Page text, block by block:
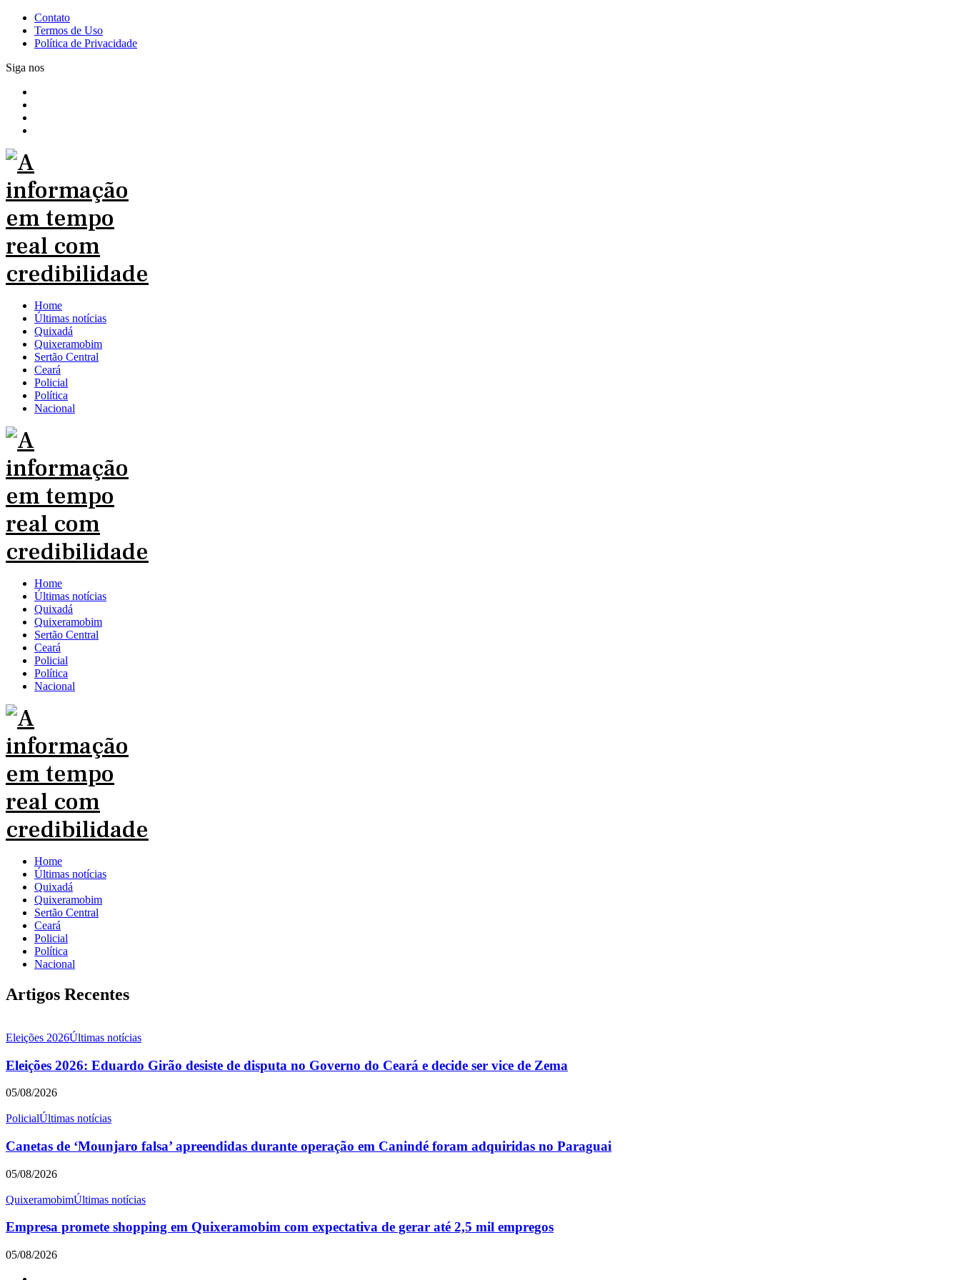
Contato
Termos de Uso
Política de Privacidade
Siga nos
Home
Últimas notícias
Quixadá
Quixeramobim
Sertão Central
Ceará
Policial
Política
Nacional
Home
Últimas notícias
Quixadá
Quixeramobim
Sertão Central
Ceará
Policial
Política
Nacional
Home
Últimas notícias
Quixadá
Quixeramobim
Sertão Central
Ceará
Policial
Política
Nacional
Artigos Recentes
Eleições 2026Últimas notícias
Eleições 2026: Eduardo Girão desiste de disputa no Governo do Ceará e decide ser vice de Zema
05/08/2026
PolicialÚltimas notícias
Canetas de ‘Mounjaro falsa’ apreendidas durante operação em Canindé foram adquiridas no Paraguai
05/08/2026
QuixeramobimÚltimas notícias
Empresa promete shopping em Quixeramobim com expectativa de gerar até 2,5 mil empregos
05/08/2026